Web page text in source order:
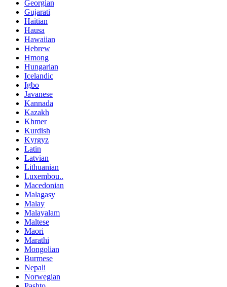
Georgian
Gujarati
Haitian
Hausa
Hawaiian
Hebrew
Hmong
Hungarian
Icelandic
Igbo
Javanese
Kannada
Kazakh
Khmer
Kurdish
Kyrgyz
Latin
Latvian
Lithuanian
Luxembou..
Macedonian
Malagasy
Malay
Malayalam
Maltese
Maori
Marathi
Mongolian
Burmese
Nepali
Norwegian